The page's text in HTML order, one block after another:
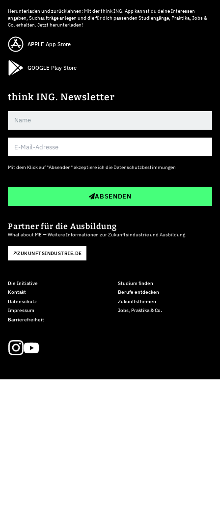
Herunterladen und zurücklehnen: Mit der think ING. App kannst du deine Interessen
angeben, Suchaufträge anlegen und die für dich passenden Studiengänge, Praktika, Jobs &
Co. erhalten. Jetzt herunterladen!
APPLE App Store
GOOGLE Play Store
think ING. Newsletter
Mit dem Klick auf "Absenden" akzeptiere ich die Datenschutzbestimmungen
ABSENDEN
Partner für die Ausbildung
What about ME — Weitere Informationen zur Zukunftsindustrie und Ausbildung
ZUKUNFTSINDUSTRIE.DE
Die Initiative
Kontakt
Datenschutz
Impressum
Barrierefreiheit
Studium finden
Berufe entdecken
Zukunftsthemen
Jobs, Praktika & Co.